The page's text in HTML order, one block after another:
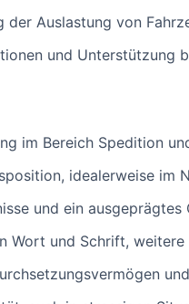
der Auslastung von
und Unterstützung
im Bereich Spedition
idealerweise im
und ein ausgeprägtes
Wort und Schrift,